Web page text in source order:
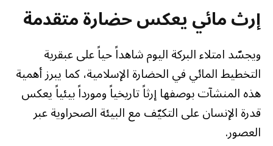
إرث مائي يعكس حضارة متقدمة
ويجسّد امتلاء البركة اليوم شاهداً حياً على عبقرية
التخطيط المائي في الحضارة الإسلامية، كما يبرز أهمية
هذه المنشآت بوصفها إرثاً تاريخياً ومورداً بيئياً يعكس
قدرة الإنسان على التكيّف مع البيئة الصحراوية عبر
العصور.